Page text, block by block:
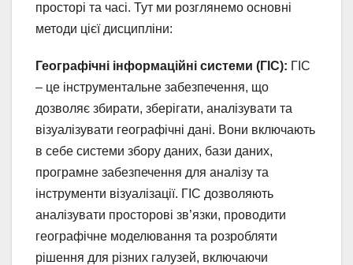
просторі та часі. Тут ми розглянемо основні
методи цієї дисципліни:
Географічні інформаційні системи (ГІС): ГІС
– це інструментальне забезпечення, що
дозволяє збирати, зберігати, аналізувати та
візуалізувати географічні дані. Вони включають
в себе системи збору даних, бази даних,
програмне забезпечення для аналізу та
інструменти візуалізації. ГІС дозволяють
аналізувати просторові зв’язки, проводити
географічне моделювання та розробляти
рішення для різних галузей, включаючи